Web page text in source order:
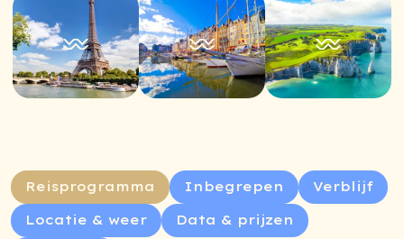
Reisprogramma Inbegrepen Verblijf
Locatie & weer Data & prijzen